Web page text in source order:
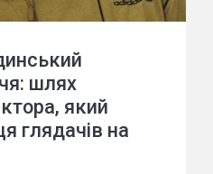
шлях
який
глядачів на